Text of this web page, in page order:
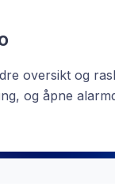
oversikt og
og åpne